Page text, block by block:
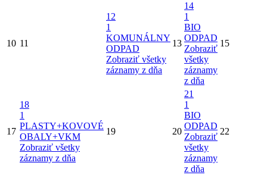
10 11
12
1
KOMUNÁLNY
ODPAD
Zobraziť všetky
záznamy z dňa
13
14
1
BIO
ODPAD
Zobraziť
všetky
záznamy
z dňa
15
17
18
1
PLASTY+KOVOVÉ
OBALY+VKM
Zobraziť všetky
záznamy z dňa
19 20
21
1
BIO
ODPAD
Zobraziť
všetky
záznamy
z dňa
22